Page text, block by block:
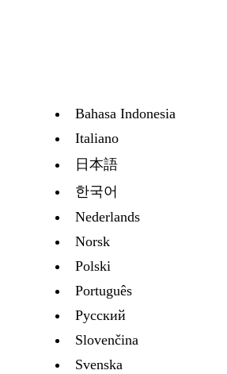
Bahasa Indonesia
Italiano
日本語
한국어
Nederlands
Norsk
Polski
Português
Русский
Slovenčina
Svenska